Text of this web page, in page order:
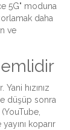
5G" moduna
daha
ve
hızınız
düşüp sonra
koparır